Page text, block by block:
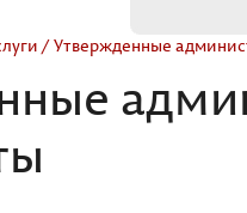
/ Утвержденные